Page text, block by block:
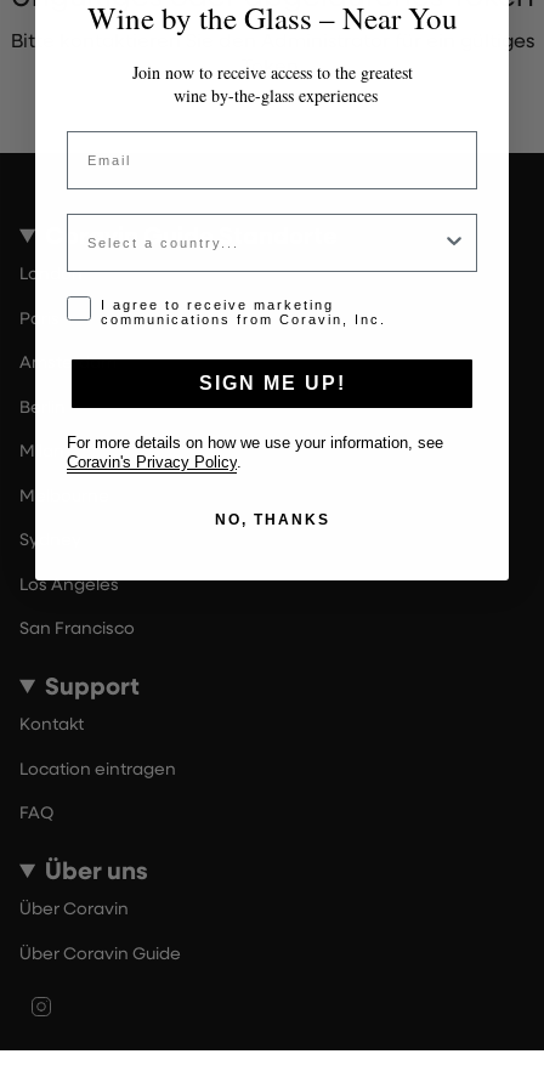
Bitte kontaktieren Sie den Administrator für ein gültiges
Token.
Coravin Guide Standorte
London
Paris
Amsterdam
Berlin
Milan
Melbourne
Sydney
Los Angeles
San Francisco
Support
Kontakt
Location eintragen
FAQ
Über uns
Über Coravin
Über Coravin Guide
Wine by the Glass – Near You
Join now to receive access to the greatest
wine by-the-glass experiences
Email
Country
Opt-in disclaimer
I agree to receive marketing
communications from Coravin, Inc.
SIGN ME UP!
For more details on how we use your information, see
Coravin's Privacy Policy
NO, THANKS